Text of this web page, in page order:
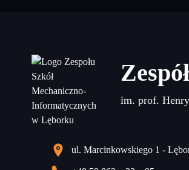
im. prof.
ul. Marcinkowskiego 1 -